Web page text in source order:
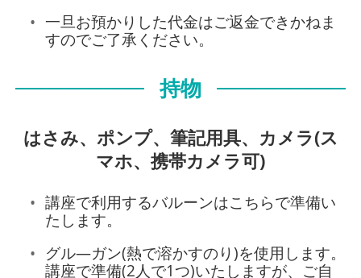
一旦お預かりした代金はご返金できかねま
すのでご了承ください。
持物
はさみ、ポンプ、筆記用具、カメラ(ス
マホ、携帯カメラ可)
講座で利用するバルーンはこちらで準備い
たします。
グル―ガン(熱で溶かすのり)を使用します。
講座で準備(2人で1つ)いたしますが、ご自